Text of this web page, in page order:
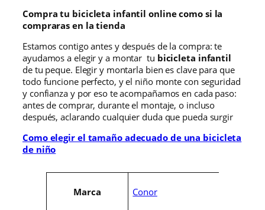
Compra tu bicicleta infantil online como si la
compraras en la tienda
Estamos contigo antes y después de la compra: te
ayudamos a elegir y a montar tu bicicleta infantil
de tu peque. Elegir y montarla bien es clave para que
todo funcione perfecto, y el niño monte con seguridad
y confianza y por eso te acompañamos en cada paso:
antes de comprar, durante el montaje, o incluso
después, aclarando cualquier duda que pueda surgir
Como elegir el tamaño adecuado de una bicicleta
de niño
Marca Conor